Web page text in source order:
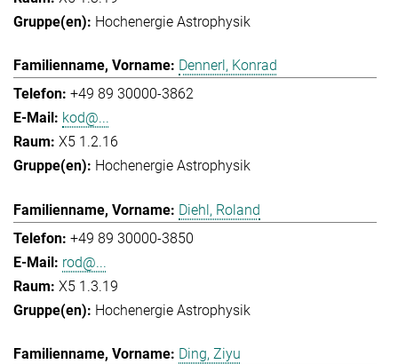
Hochenergie Astrophysik
Dennerl, Konrad
+49 89 30000-3862
kod@...
X5 1.2.16
Hochenergie Astrophysik
Diehl, Roland
+49 89 30000-3850
rod@...
X5 1.3.19
Hochenergie Astrophysik
Ding, Ziyu